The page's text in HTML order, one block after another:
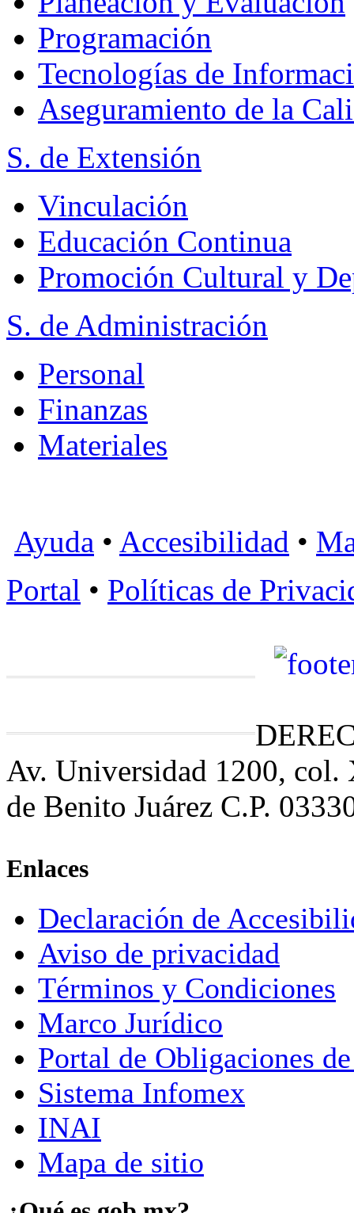
Programación
Tecnologías de
Aseguramiento de la
S. de Extensión
Vinculación
Educación Continua
Promoción Cultural y
S. de Administración
Personal
Finanzas
Materiales
Ayuda • Accesibilidad •
Portal • Políticas de
Av. Universidad 1200,
de Benito Juárez C.P.
Enlaces
Declaración de
Aviso de privacidad
Términos y Condiciones
Marco Jurídico
Portal de Obligaciones
Sistema Infomex
INAI
Mapa de sitio